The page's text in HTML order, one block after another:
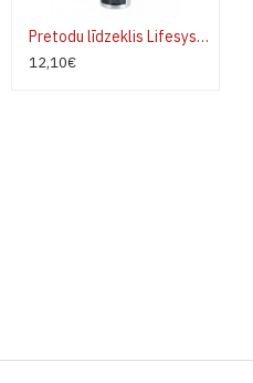
Pretodu līdzeklis Lifesystems Expedition MAX 50ml
12,10€